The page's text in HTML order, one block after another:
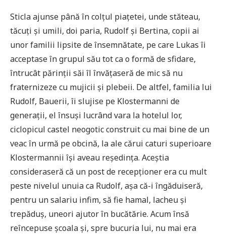
Sticla ajunse până în colțul piațetei, unde stăteau,
tăcuți și umili, doi paria, Rudolf și Bertina, copii ai
unor familii lipsite de însemnătate, pe care Lukas îi
acceptase în grupul său tot ca o formă de sfidare,
întrucât părinții săi îl învățaseră de mic să nu
fraternizeze cu mujicii și plebeii. De altfel, familia lui
Rudolf, Bauerii, îi slujise pe Klostermanni de
generații, el însuși lucrând vara la hotelul lor,
ciclopicul castel neogotic construit cu mai bine de un
veac în urmă pe obcină, la ale cărui caturi superioare
Klostermannii își aveau reședința. Aceștia
consideraseră că un post de recepționer era cu mult
peste nivelul unuia ca Rudolf, așa că-i îngăduiseră,
pentru un salariu infim, să fie hamal, lacheu și
trepăduș, uneori ajutor în bucătărie. Acum însă
reîncepuse școala și, spre bucuria lui, nu mai era